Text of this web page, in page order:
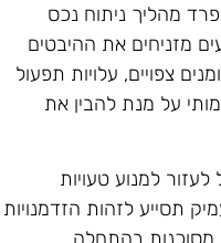
מהליך ניתוח נכס
מזניחים את ההיבטים
צפויים, עלויות תפעול
על מנת להבין את
למנוע טעויות
תסייע לזהות הזדמנויות